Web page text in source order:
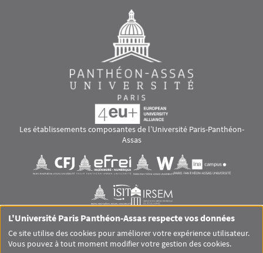
Les établissements composantes de l’Université Paris-Panthéon-
Assas
Visuel svgVisuel svg Visuel svgVisuel svg
Visuel svgVisuel svg
RS footer
L'Université Paris Panthéon-Assas respecte vos données
Ce site utilise des cookies pour améliorer votre expérience utilisateur.
Vous pouvez à tout moment modifier votre gestion des cookies.